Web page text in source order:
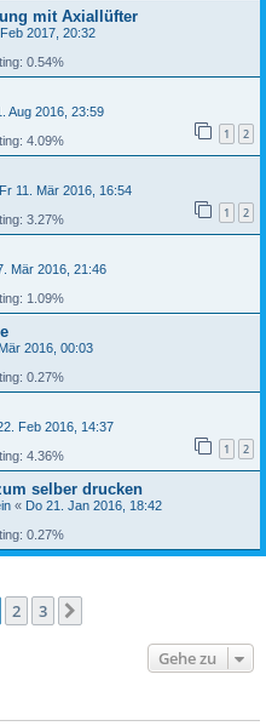
mit Axiallüfter
2017, 20:32
0.54%
Aug 2016, 23:59
1 2
4.09%
Fr 11. Mär 2016, 16:54
1 2
3.27%
Mär 2016, 21:46
1.09%
2016, 00:03
0.27%
Feb 2016, 14:37
1 2
4.36%
selber drucken
« Do 21. Jan 2016, 18:42
0.27%
2 3
Gehe zu